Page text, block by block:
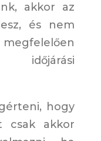
akkor az
és nem
időjárási
hogy
csak akkor